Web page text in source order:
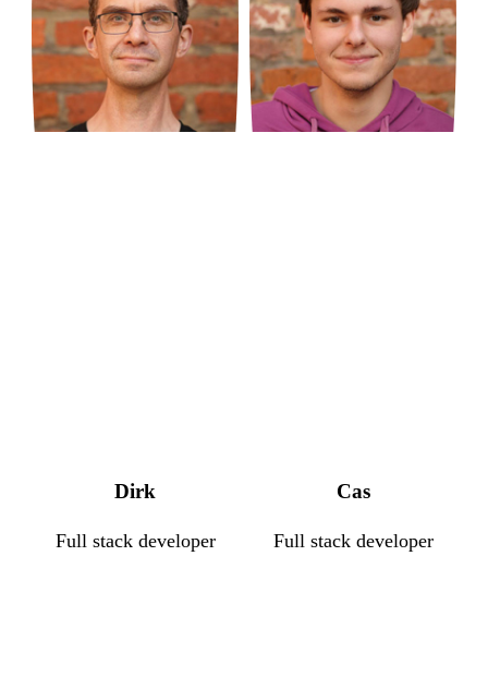
Dirk
Full stack developer
Cas
Full stack developer